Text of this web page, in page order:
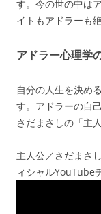
す。今の世の中は
イトもアドラーも
アドラー心理学
自分の人生を決め
す。アドラーの自
さだまさしの「主
主人公／さだまさ
ィシャルYouTube